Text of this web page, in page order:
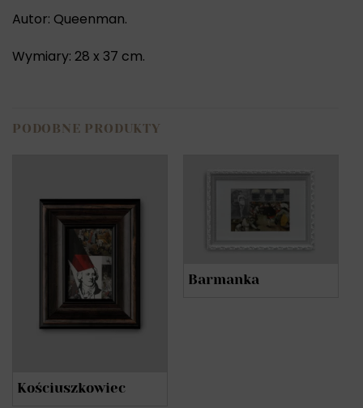
Autor: Queenman.
Wymiary: 28 x 37 cm.
PODOBNE PRODUKTY
Kościuszkowiec
Barmanka